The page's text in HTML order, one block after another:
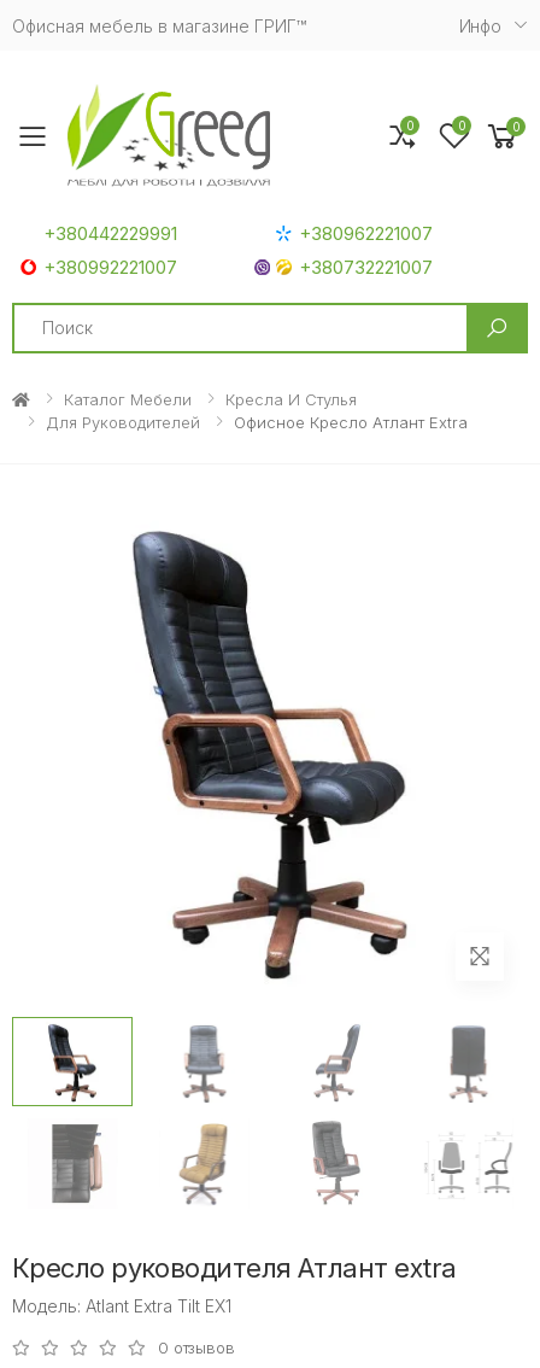
Офисная мебель в магазине ГРИГ™ Инфо
Toggle mobile menu
+380442229991
+380962221007
+380992221007
+380732221007
Search
0 0 0
Каталог Мебели
Кресла И Стулья
Для Руководителей
Офисное Кресло Атлант Extra
Кресло руководителя Атлант extra
Модель: Atlant Extra Tilt EX1
0 отзывов